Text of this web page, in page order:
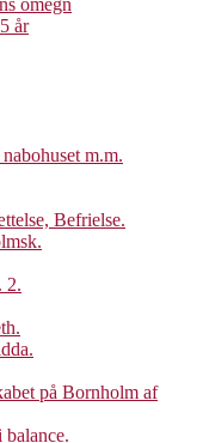
omegn
år
m.m.
Befrielse.
2.
på Bornholm af